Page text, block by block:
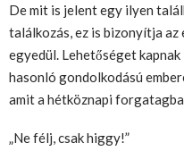
De mit is jelent egy ilyen
találkozás, ez is bizonyítja az
egyedül. Lehetőséget
hasonló gondolkodású
amit a hétköznapi
„Ne félj, csak higgy!”